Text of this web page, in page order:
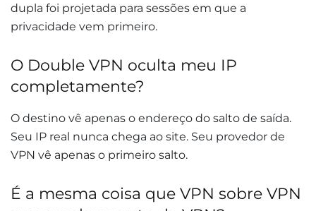
dupla foi projetada para sessões em que a
privacidade vem primeiro.
O Double VPN oculta meu IP
completamente?
O destino vê apenas o endereço do salto de saída.
Seu IP real nunca chega ao site. Seu provedor de
VPN vê apenas o primeiro salto.
É a mesma coisa que VPN sobre VPN